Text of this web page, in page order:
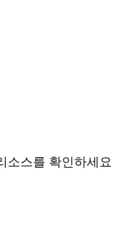
소스를 확인하세요